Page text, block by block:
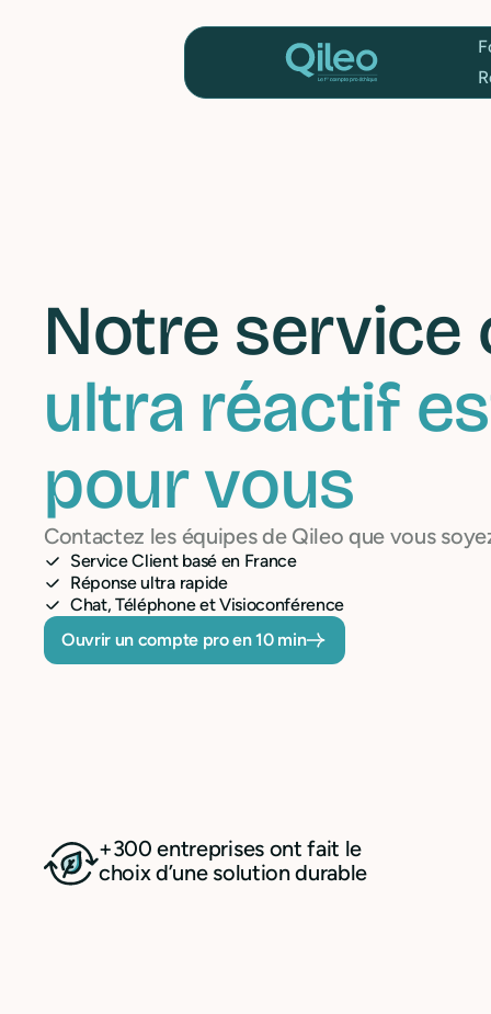
Notre service
ultra réactif
pour vous
Contactez les équipes de Qileo que vous
Service Client basé en France
Réponse ultra rapide
Chat, Téléphone et Visioconférence
Ouvrir un compte pro en 10 min
+300 entreprises ont fait le
choix d’une solution durable